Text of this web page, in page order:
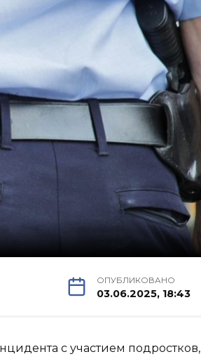
ОПУБЛИКОВАНО
03.06.2025, 18:43
с участием подростков,